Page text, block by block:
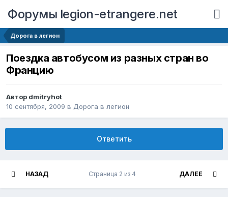
Форумы legion-etrangere.net
Дорога в легион
Поездка автобусом из разных стран во
Францию
Автор dmitryhot
10 сентября, 2009 в Дорога в легион
Ответить
НАЗАД ДАЛЕЕ
Страница 2 из 4